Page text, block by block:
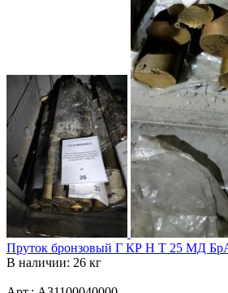
Пруток бронзовый Г КР Н Т 25 МД
В наличии: 26 кг